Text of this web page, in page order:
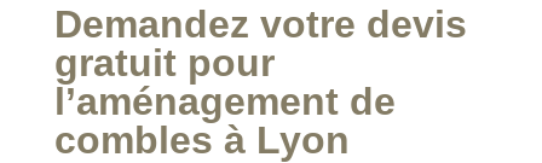
Demandez votre devis
gratuit pour
l’aménagement de
combles à Lyon